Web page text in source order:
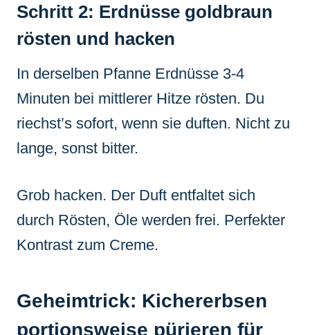
Schritt 2: Erdnüsse goldbraun
rösten und hacken
In derselben Pfanne Erdnüsse 3-4
Minuten bei mittlerer Hitze rösten. Du
riechst’s sofort, wenn sie duften. Nicht zu
lange, sonst bitter.
Grob hacken. Der Duft entfaltet sich
durch Rösten, Öle werden frei. Perfekter
Kontrast zum Creme.
Geheimtrick: Kichererbsen
portionsweise pürieren für